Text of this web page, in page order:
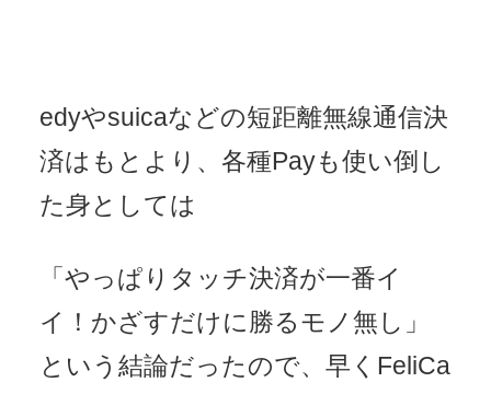
edyやsuicaなどの短距離無線通信決
済はもとより、各種Payも使い倒し
た身としては
「やっぱりタッチ決済が一番イ
イ！かざすだけに勝るモノ無し」
という結論だったので、早くFeliCa